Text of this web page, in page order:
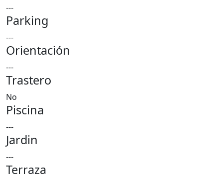
---
Parking
---
Orientación
---
Trastero
No
Piscina
---
Jardin
---
Terraza